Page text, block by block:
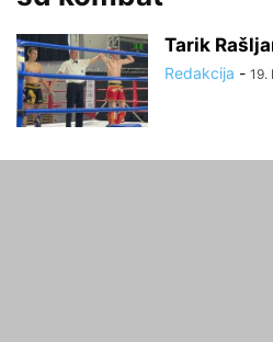
Tarik
Redakcija - 19.